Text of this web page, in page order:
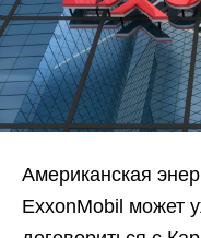
Американская
ExxonMobil может